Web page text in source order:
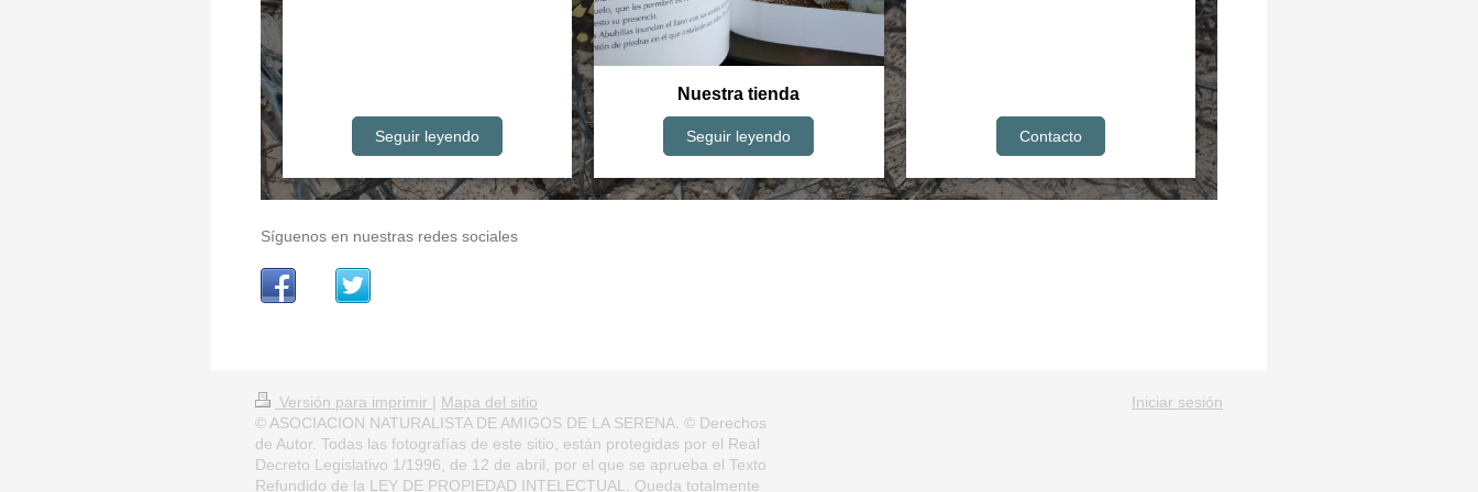
Seguir leyendo
Nuestra tienda
Seguir leyendo Contacto
Síguenos en nuestras redes sociales
Versión para imprimir | Mapa del sitio
© ASOCIACION NATURALISTA DE AMIGOS DE LA SERENA. © Derechos
de Autor. Todas las fotografías de este sitio, están protegidas por el Real
Decreto Legislativo 1/1996, de 12 de abril, por el que se aprueba el Texto
Refundido de la LEY DE PROPIEDAD INTELECTUAL. Queda totalmente
Iniciar sesión